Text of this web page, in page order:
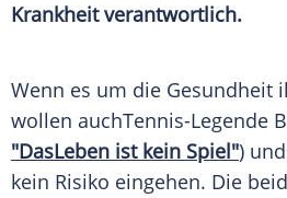
Krankheit verantwortlich.
Wenn es um die Gesundheit
wollen auchTennis-Legende
"DasLeben ist kein Spiel")
kein Risiko eingehen. Die